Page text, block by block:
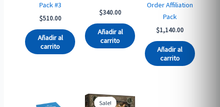
Pack #3
$510.00
Añadir al
carrito
$340.00
Añadir al
carrito
Order Affiliation
Pack
$1,140.00
Añadir al
carrito
Sale!
Sale!